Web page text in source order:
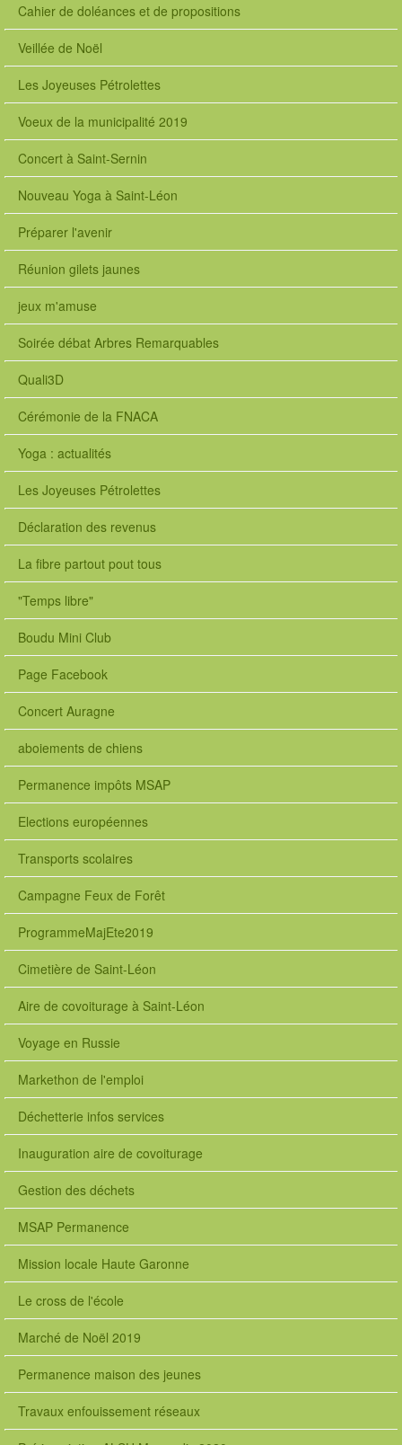
Cahier de doléances et de propositions
Veillée de Noël
Les Joyeuses Pétrolettes
Voeux de la municipalité 2019
Concert à Saint-Sernin
Nouveau Yoga à Saint-Léon
Préparer l'avenir
Réunion gilets jaunes
jeux m'amuse
Soirée débat Arbres Remarquables
Quali3D
Cérémonie de la FNACA
Yoga : actualités
Les Joyeuses Pétrolettes
Déclaration des revenus
La fibre partout pout tous
"Temps libre"
Boudu Mini Club
Page Facebook
Concert Auragne
aboiements de chiens
Permanence impôts MSAP
Elections européennes
Transports scolaires
Campagne Feux de Forêt
ProgrammeMajEte2019
Cimetière de Saint-Léon
Aire de covoiturage à Saint-Léon
Voyage en Russie
Markethon de l'emploi
Déchetterie infos services
Inauguration aire de covoiturage
Gestion des déchets
MSAP Permanence
Mission locale Haute Garonne
Le cross de l'école
Marché de Noël 2019
Permanence maison des jeunes
Travaux enfouissement réseaux